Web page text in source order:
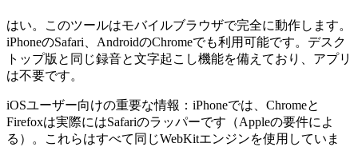
はい。このツールはモバイルブラウザで完全に動作します。
iPhoneのSafari、AndroidのChromeでも利用可能です。デスク
トップ版と同じ録音と文字起こし機能を備えており、アプリ
は不要です。
iOSユーザー向けの重要な情報：iPhoneでは、Chromeと
Firefoxは実際にはSafariのラッパーです（Appleの要件によ
る）。これらはすべて同じWebKitエンジンを使用していま